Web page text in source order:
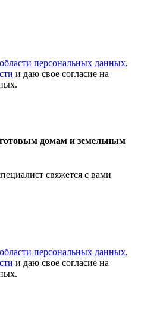
персональных данных,
и даю свое согласие на
домам и земельным
свяжется с вами
персональных данных,
и даю свое согласие на